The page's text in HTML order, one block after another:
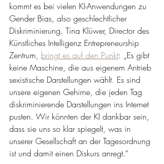
kommt es bei vielen KI-Anwendungen zu
Gender Bias, also geschlechtlicher
Diskriminierung. Tina Klüwer, Director des
Künstliches Intelligenz Entrepreneurship
Zentrum, bringt es auf den Punkt: „Es gibt
keine Maschine, die aus eigenem Antrieb
sexistische Darstellungen wählt. Es sind
unsere eigenen Gehirne, die jeden Tag
diskriminierende Darstellungen ins Internet
pusten. Wir könnten der KI dankbar sein,
dass sie uns so klar spiegelt, was in
unserer Gesellschaft an der Tagesordnung
ist und damit einen Diskurs anregt.“